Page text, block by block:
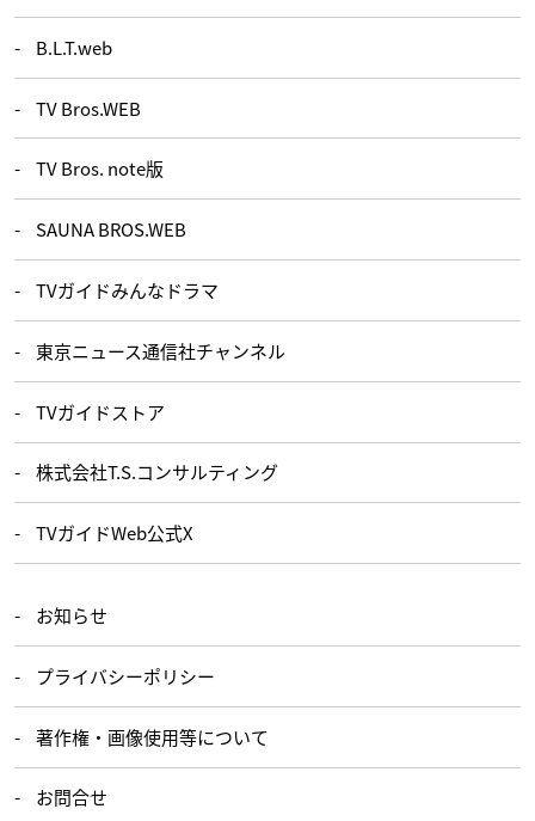
B.L.T.web
TV Bros.WEB
TV Bros. note版
SAUNA BROS.WEB
TVガイドみんなドラマ
東京ニュース通信社チャンネル
TVガイドストア
株式会社T.S.コンサルティング
TVガイドWeb公式X
お知らせ
プライバシーポリシー
著作権・画像使用等について
お問合せ